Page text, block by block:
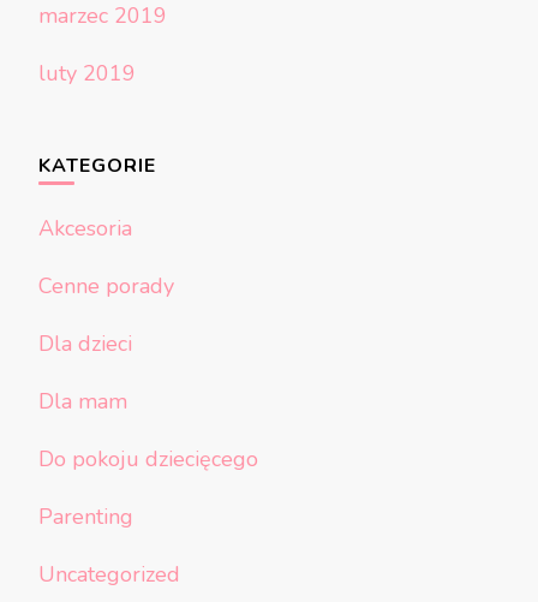
marzec 2019
luty 2019
KATEGORIE
Akcesoria
Cenne porady
Dla dzieci
Dla mam
Do pokoju dziecięcego
Parenting
Uncategorized